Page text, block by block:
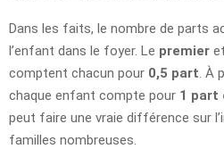
Dans les faits, le nombre de parts
l’enfant dans le foyer. Le premier
comptent chacun pour 0,5 part . À
chaque enfant compte pour 1 part
peut faire une vraie différence sur
familles nombreuses.